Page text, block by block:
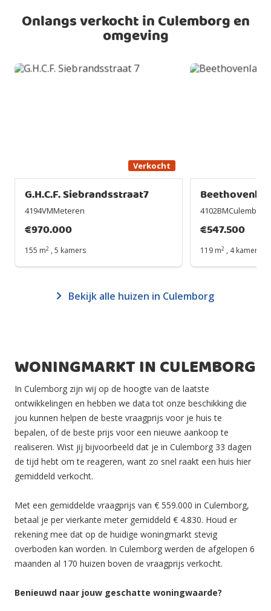
Onlangs verkocht in Culemborg en
omgeving
Verkocht
G.H.C.F. Siebrandsstraat7
4194VMMeteren
€970.000
155 m2 , 5 kamers
4102BMCulemborg
€547.500
119 m2 , 4 kamers
Bekijk alle huizen in Culemborg
WONINGMARKT IN CULEMBORG
In Culemborg zijn wij op de hoogte van de laatste
ontwikkelingen en hebben we data tot onze beschikking die
jou kunnen helpen de beste vraagprijs voor je huis te
bepalen, of de beste prijs voor een nieuwe aankoop te
realiseren. Wist jij bijvoorbeeld dat je in Culemborg 33 dagen
de tijd hebt om te reageren, want zo snel raakt een huis hier
gemiddeld verkocht.
Met een gemiddelde vraagprijs van € 559.000 in Culemborg,
betaal je per vierkante meter gemiddeld € 4.830. Houd er
rekening mee dat op de huidige woningmarkt stevig
overboden kan worden. In Culemborg werden de afgelopen 6
maanden al 170 huizen boven de vraagprijs verkocht.
Benieuwd naar jouw geschatte woningwaarde?